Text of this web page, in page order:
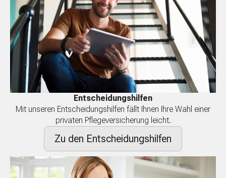
Entscheidungshilfen
Mit unseren Entscheidungshilfen fällt Ihnen Ihre Wahl einer
privaten Pflegeversicherung leicht.
Zu den Entscheidungshilfen